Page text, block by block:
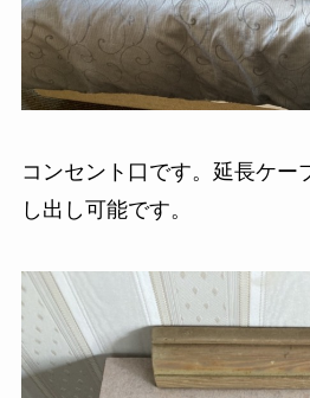
コンセント口です。延長ケー
し出し可能です。